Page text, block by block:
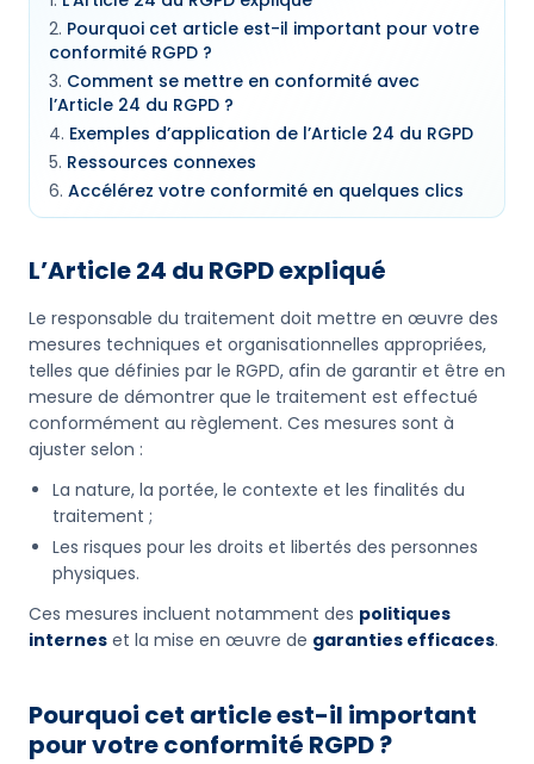
Pourquoi cet article est-il important pour votre
conformité RGPD ?
Comment se mettre en conformité avec
l’Article 24 du RGPD ?
Exemples d’application de l’Article 24 du RGPD
Ressources connexes
Accélérez votre conformité en quelques clics
L’Article 24 du RGPD expliqué
Le responsable du traitement doit mettre en œuvre des
mesures techniques et organisationnelles appropriées,
telles que définies par le RGPD, afin de garantir et être en
mesure de démontrer que le traitement est effectué
conformément au règlement. Ces mesures sont à
ajuster selon :
La nature, la portée, le contexte et les finalités du
traitement ;
Les risques pour les droits et libertés des personnes
physiques.
Ces mesures incluent notamment des politiques
internes et la mise en œuvre de garanties efficaces.
Pourquoi cet article est-il important
pour votre conformité RGPD ?